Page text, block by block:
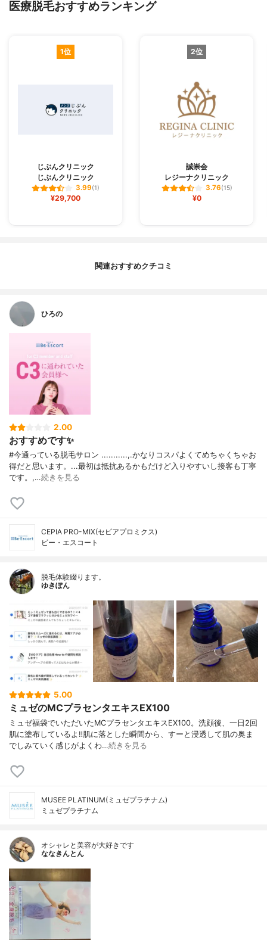
医療脱毛おすすめランキング
1位
じぶんクリニック
じぶんクリニック
3.99(1)
¥29,700
2位
誠崇会
レジーナクリニック
3.76(15)
¥0
関連おすすめクチコミ
ひろの
2.00
おすすめです✨
#今通っている脱毛サロン ...........,.かなりコスパよくてめちゃくちゃお
得だと思います。...最初は抵抗あるかもだけど入りやすいし接客も丁寧
です。,…続きを見る
CEPIA PRO-MIX(セピアプロミクス)
ビー・エスコート
脱毛体験綴ります。
ゆきぽん
5.00
ミュゼのMCプラセンタエキスEX100
ミュゼ福袋でいただいたMCプラセンタエキスEX100。洗顔後、一日2回
肌に塗布しているよ‼︎肌に落とした瞬間から、すーと浸透して肌の奥ま
でしみていく感じがよくわ…続きを見る
MUSEE PLATINUM(ミュゼプラチナム)
ミュゼプラチナム
オシャレと美容が大好きです
ななきんとん